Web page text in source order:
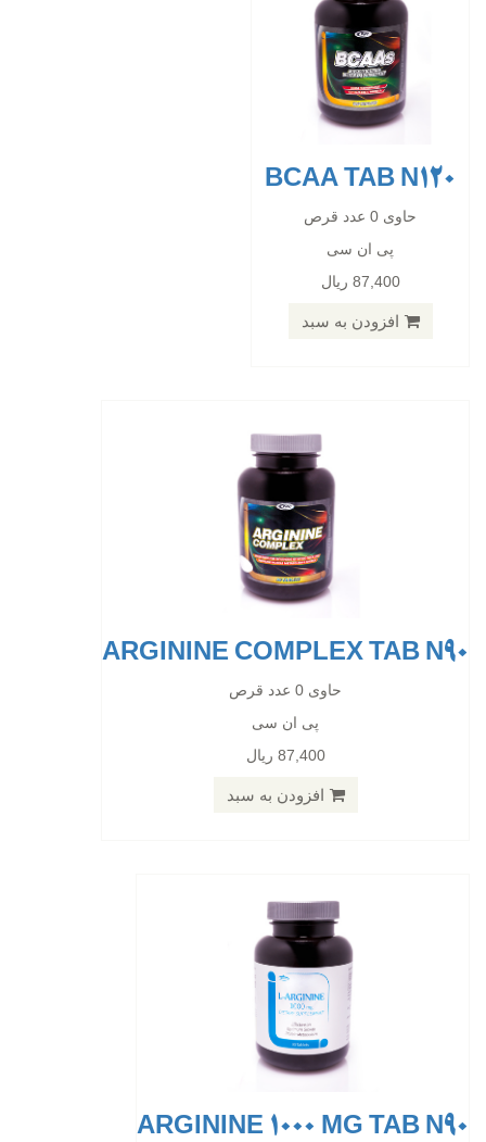
BCAA TAB N120
حاوی 0 عدد قرص
پی ان سی
87,400 ریال
افزودن به سبد
ARGININE COMPLEX TAB N90
حاوی 0 عدد قرص
پی ان سی
87,400 ریال
افزودن به سبد
ARGININE COMPLEX TAB N90
حاوی 0 عدد قرص
87,400 ریال
ARGININE 1000 MG TAB N90
ARGININE 1000 MG TAB N90
پی ان سی
74,900 ریال